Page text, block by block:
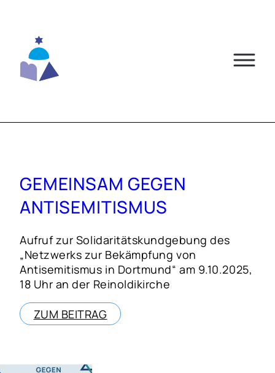
content
GEMEINSAM GEGEN
ANTISEMITISMUS
Aufruf zur Solidaritätskundgebung des
„Netzwerks zur Bekämpfung von
Antisemitismus in Dortmund“ am 9.10.2025,
18 Uhr an der Reinoldikirche
ZUM BEITRAG